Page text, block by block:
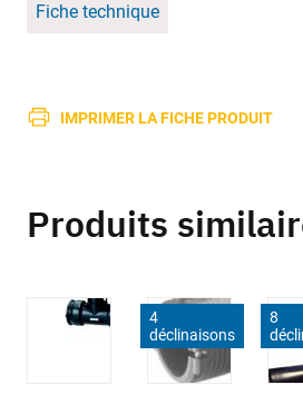
Fiche technique
IMPRIMER LA FICHE PRODUIT
Produits
4
déclinaisons
8